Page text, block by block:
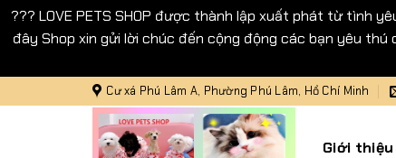
??? LOVE PETS SHOP được thành lập xuất phát từ tình
đây Shop xin gửi lời chúc đến cộng động các bạn yêu thú
qua
Cư xá Phú Lâm A, Phường Phú Lâm, Hồ Chí Minh
Giới thiệu